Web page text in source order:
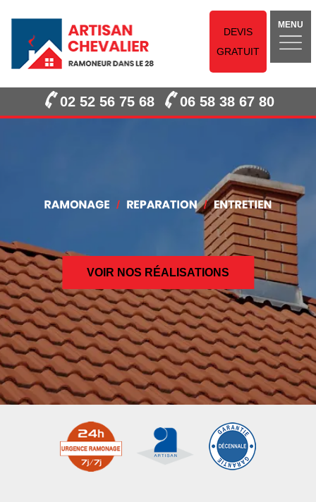
DEVIS
GRATUIT
MENU
02 52 56 75 68 06 58 38 67 80
VOIR NOS RÉALISATIONS